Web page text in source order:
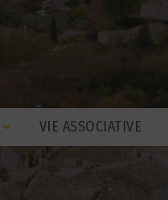
VIE ASSOCIATIVE